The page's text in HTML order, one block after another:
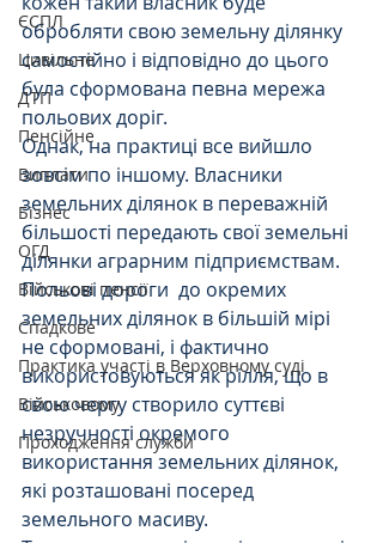
ЄСПЛ
Цивільне
ДТП
Пенсійне
Виплати
Бізнес
ОГД
Військові пенсії
Спадкове
Практика участі в Верховному суді
Військовому
Проходження служби
обробляти свою земельну ділянку
самостійно і відповідно до цього
була сформована певна мережа
польових доріг.
Однак, на практиці все вийшло
зовсім по іншому. Власники
земельних ділянок в переважній
більшості передають свої земельні
ділянки аграрним підприємствам.
Польові дороги  до окремих
земельних ділянок в більшій мірі
не сформовані, і фактично
використовуються як рілля, що в
свою чергу створило суттєві
незручності окремого
використання земельних ділянок,
які розташовані посеред
земельного масиву.